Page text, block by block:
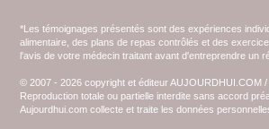
*Les témoignages présentés sont des expériences
alimentaire, des plans de repas contrôlés et des
l'avis de votre médecin traitant avant d'entreprendre un
© 2007 - 2026 copyright et éditeur AUJOURDHUI.COM
Reproduction totale ou partielle interdite sans accord
Aujourdhui.com collecte et traite les données